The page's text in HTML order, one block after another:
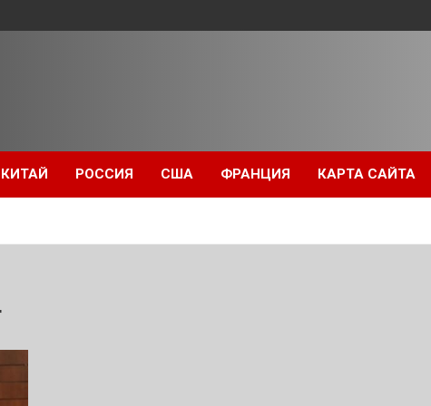
КИТАЙ РОССИЯ США ФРАНЦИЯ КАРТА САЙТА